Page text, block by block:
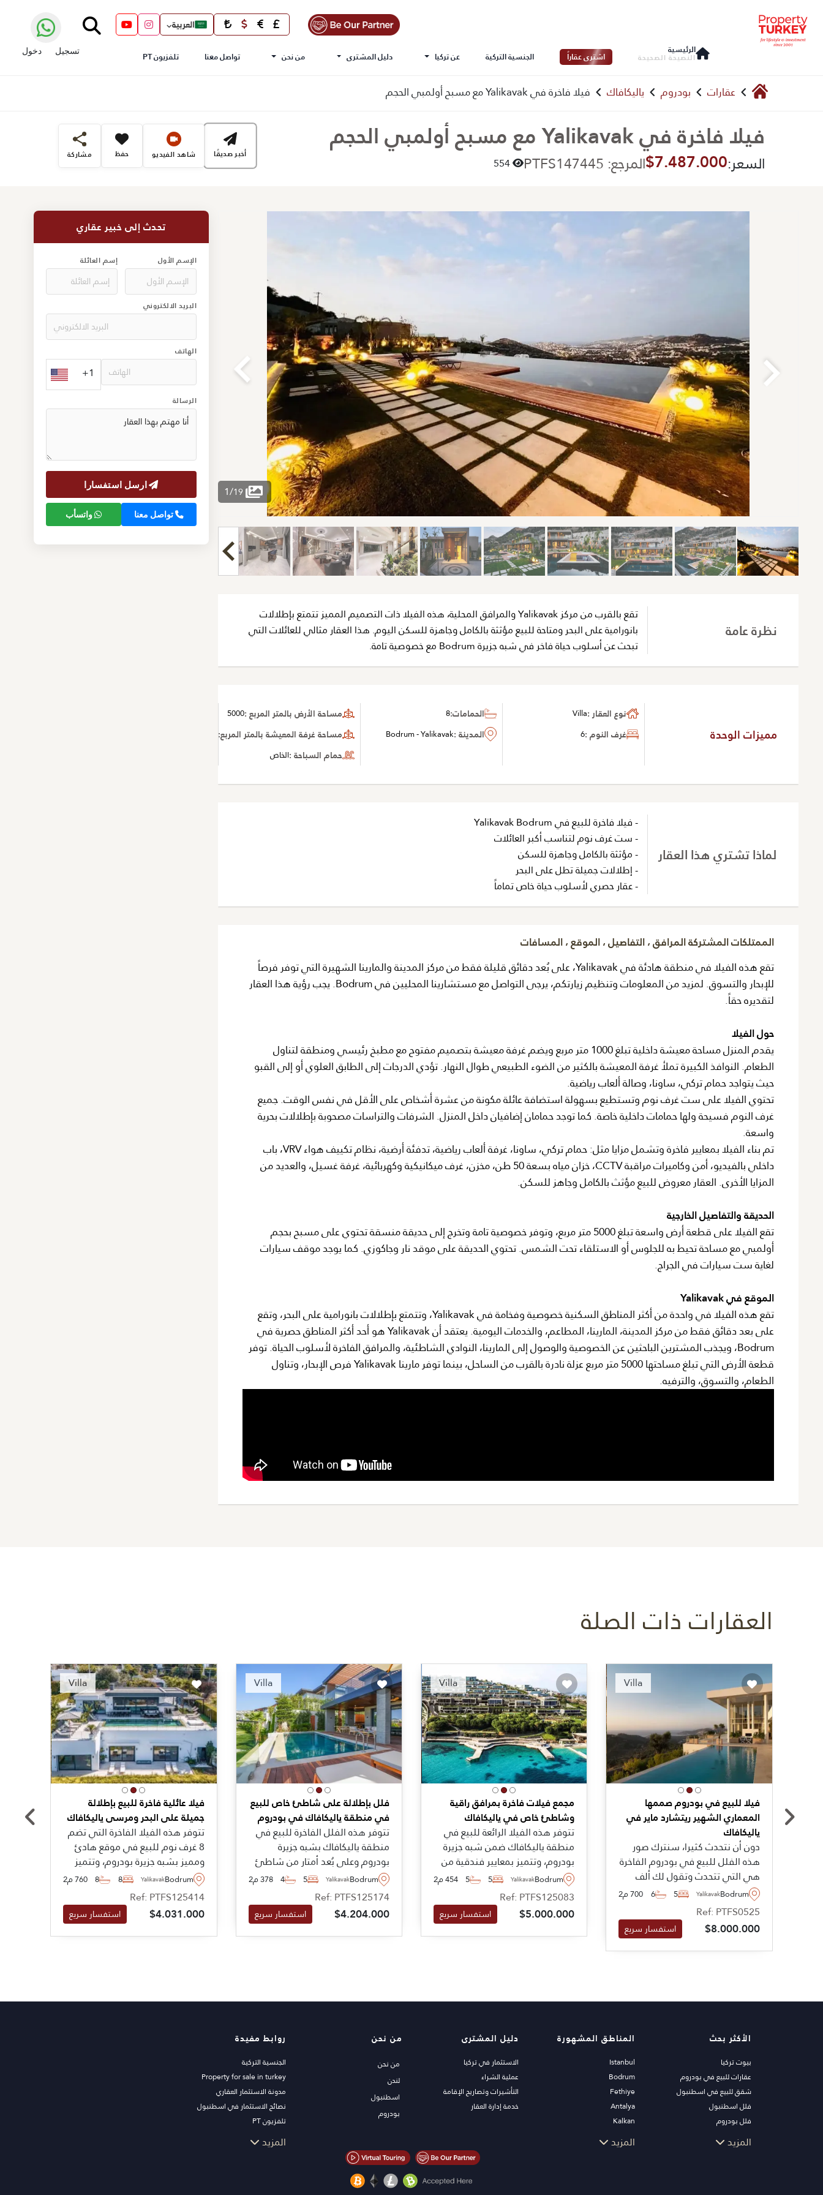
العربية
الرئيسية
النصيحة الصحيحة اشترى عقاراً الجنسية التركية عن تركيا دليل المشترى من نحن تواصل معنا تلفزيون PT تسجيل دخول
عقارات بودروم ياليكافاك فيلا فاخرة في Yalikavak مع مسبح أولمبي الحجم
فيلا فاخرة في Yalikavak مع مسبح أولمبي الحجم
السعر:$7.487.000المرجع: PTFS147445 أخبر صديقًا شاهد الفيديو حفظ مشاركة
1/19
نظرة عامة
تقع بالقرب من مركز Yalikavak والمرافق المحلية، هذه الفيلا ذات التصميم المميز تتمتع بإطلالات
بانورامية على البحر ومتاحة للبيع مؤثثة بالكامل وجاهزة للسكن اليوم. هذا العقار مثالي للعائلات التي
تبحث عن أسلوب حياة فاخر في شبه جزيرة Bodrum مع خصوصية تامة.
مميزات الوحدة
نوع العقار :Villa
غرف النوم :6
الحمامات:8
المدينة :Bodrum - Yalikavak
مساحة الأرض بالمتر المربع :5000
مساحة غرفة المعيشة بالمتر المربع:
حمام السباحة :الخاص
لماذا تشتري هذا العقار
- فيلا فاخرة للبيع في Yalikavak Bodrum
- ست غرف نوم لتناسب أكبر العائلات
- مؤثثة بالكامل وجاهزة للسكن
- إطلالات جميلة تطل على البحر
- عقار حصري لأسلوب حياة خاص تماماً
الممتلكات المشتركة المرافق ، التفاصيل ، الموقع ، المسافات
تقع هذه الفيلا في منطقة هادئة في Yalikavak، على بُعد دقائق قليلة فقط من مركز المدينة والمارينا الشهيرة التي توفر فرصاً
للإبحار والتسوق. لمزيد من المعلومات وتنظيم زيارتكم، يرجى التواصل مع مستشارينا المحليين في Bodrum. يجب رؤية هذا العقار
لتقديره حقاً.
حول الفيلا
يقدم المنزل مساحة معيشة داخلية تبلغ 1000 متر مربع ويضم غرفة معيشة بتصميم مفتوح مع مطبخ رئيسي ومنطقة لتناول
الطعام. النوافذ الكبيرة تملأ غرفة المعيشة بالكثير من الضوء الطبيعي طوال النهار. تؤدي الدرجات إلى الطابق العلوي أو إلى القبو
حيث يتواجد حمام تركي، ساونا، وصالة ألعاب رياضية.
تحتوي الفيلا على ست غرف نوم وتستطيع بسهولة استضافة عائلة مكونة من عشرة أشخاص على الأقل في نفس الوقت. جميع
غرف النوم فسيحة ولها حمامات داخلية خاصة. كما توجد حمامان إضافيان داخل المنزل. الشرفات والتراسات مصحوبة بإطلالات بحرية
واسعة.
تم بناء الفيلا بمعايير فاخرة وتشمل مزايا مثل: حمام تركي، ساونا، غرفة ألعاب رياضية، تدفئة أرضية، نظام تكييف هواء VRV، باب
داخلي بالفيديو، أمن وكاميرات مراقبة CCTV، خزان مياه بسعة 50 طن، مخزن، غرف ميكانيكية وكهربائية، غرفة غسيل، والعديد من
المزايا الأخرى. العقار معروض للبيع مؤثث بالكامل وجاهز للسكن.
الحديقة والتفاصيل الخارجية
تقع الفيلا على قطعة أرض واسعة تبلغ 5000 متر مربع، وتوفر خصوصية تامة وتخرج إلى حديقة منسقة تحتوي على مسبح بحجم
أولمبي مع مساحة تحيط به للجلوس أو الاستلقاء تحت الشمس. تحتوي الحديقة على موقد نار وجاكوزي. كما يوجد موقف سيارات
لغاية ست سيارات في الجراج.
الموقع في Yalikavak
تقع هذه الفيلا في واحدة من أكثر المناطق السكنية خصوصية وفخامة في Yalikavak، وتتمتع بإطلالات بانورامية على البحر، وتقع
على بعد دقائق فقط من مركز المدينة، المارينا، المطاعم، والخدمات اليومية. يعتقد أن Yalikavak هو أحد أكثر المناطق حصرية في
Bodrum، ويجذب المشترين الباحثين عن الخصوصية والوصول إلى المارينا، النوادي الشاطئية، والمرافق الفاخرة لأسلوب الحياة. توفر
قطعة الأرض التي تبلغ مساحتها 5000 متر مربع عزلة نادرة بالقرب من الساحل، بينما توفر مارينا Yalikavak فرص الإبحار، وتناول
الطعام، والتسوق، والترفيه.
تحدث إلى خبير عقاري
الإسم الأول إسم العائلة
البريد الالكتروني
الهاتف
+1
الرسالة
ارسل استفسارا
تواصل معنا واتسأب
العقارات ذات الصلة
Villa
Recommended
فيلا للبيع في بودروم صممها
المعماري الشهير ريتشارد ماير في
ياليكافاك
دون أن نتحدث كثيرا، سنترك صور
هذه الفلل للبيع في بودروم الفاخرة
هي التي تتحدث وتقول لك ألف
كلمة عنها. والتي صممها ريتشارد
ماير. وهذه العقارات العصرية
موجودة في ياليكافاك وتقدم لك
المعنى الحقيقي للفخامة والرقي
في أسمى معانيه. انها فرصة نادرة
Bodrum
Yalikavak
5
6 700 م2
Ref: PTFS0525
$8.000.000 استفسار سريع
Villa
Recommended
مجمع فيلات فاخرة بمرافق راقية
وشاطئ خاص في ياليكافاك
تتوفر هذه الفيلا الرائعة للبيع في
منطقة ياليكافاك ضمن شبه جزيرة
بودروم، وتتميز بمعايير فندقية من
فئة 5نجوم واطلالات بحرية رائعة، كما
تضم حديقة خاصة بها ومسبح.
Bodrum
Yalikavak
5
5 454 م2
Ref: PTFS125083
$5.000.000 استفسار سريع
Villa
Recommended
فلل بإطلالة على شاطئ خاص للبيع
في منطقة ياليكافاك في بودروم
تتوفر هذه الفلل الفاخرة للبيع في
منطقة ياليكافاك بشبه جزيرة
بودروم وعلى بُعد أمتار من شاطئ
خاص، حيث تمتع بإطلالات خلّابة
وتُعتبر خيار موصى به بشدة، كما أنها
متاحة للشراء اليوم بأنواع ومساحات
مختلفة.
Bodrum
Yalikavak
5
4 378 م2
Ref: PTFS125174
$4.204.000 استفسار سريع
Villa
Recommended
فيلا عائلية فاخرة للبيع بإطلالة
جميلة على البحر ومرسى ياليكافاك
تتوفر هذه الفيلا الفاخرة التي تضم
8 غرف نوم للبيع في موقع هادئ
ومميز بشبه جزيرة بودروم، وتتميز
بإطلالة بانورامية خلابة على البحر
وتعتبر هذه الفيلا مناسبة للإقامة
العائلية طوال العام حيث تقع على
بعد خطوات من المرسى الشهير
في ياليكافاك.
Bodrum
Yalikavak
8
8 760 م2
Ref: PTFS125414
$4.031.000 استفسار سريع
الأكثر بحث
بيوت تركيا
عقارات للبيع في بودروم
شقق للبيع في اسطنبول
فلل اسطنبول
فلل بودروم
شقق للبيع في انطاليا
منازل انطاليا
المزيد
المناطق المشهورة
Istanbul
Bodrum
Fethiye
Antalya
Kalkan
Alanya
المزيد
دليل المشترى
الاستثمار في تركيا
عملية الشراء
التأشيرات وتصاريح الإقامة
خدمة إدارة العقار
من نحن
من نحن
لندن
اسطنبول
بودروم
روابط مفيدة
الجنسية التركية
Property for sale in turkey
مدونة الاستثمار العقاري
نصائح الاستثمار في اسطنبول
تلفزيون PT
عقارات اسطنبول للاستثمار
اعرض عقارك للبيع
المزيد